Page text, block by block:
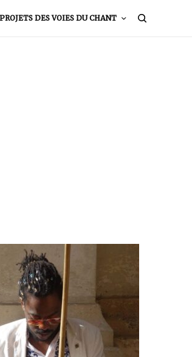
PROJETS DES VOIES DU CHANT